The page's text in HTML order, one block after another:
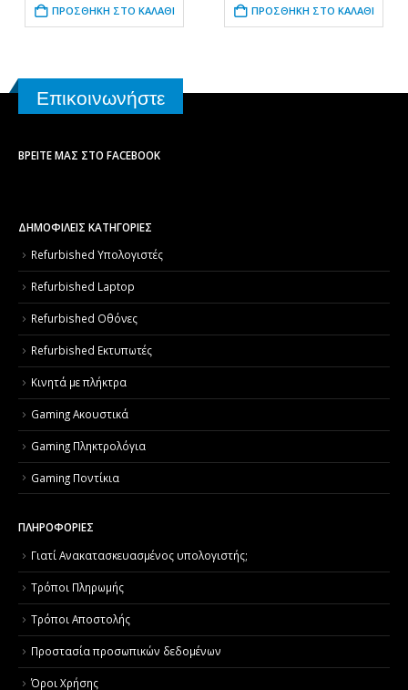
ΠΡΟΣΘΉΚΗ ΣΤΟ ΚΑΛΆΘΙ ΠΡΟΣΘΉΚΗ ΣΤΟ ΚΑΛΆΘΙ
Επικοινωνήστε
ΒΡΕΊΤΕ ΜΑΣ ΣΤΟ FACEBOOK
ΔΗΜΟΦΙΛΕΙΣ ΚΑΤΗΓΟΡΙΕΣ
Refurbished Υπολογιστές
Refurbished Laptop
Refurbished Οθόνες
Refurbished Εκτυπωτές
Κινητά με πλήκτρα
Gaming Ακουστικά
Gaming Πληκτρολόγια
Gaming Ποντίκια
ΠΛΗΡΟΦΟΡΙΕΣ
Γιατί Aνακατασκευασμένος υπολογιστής;
Τρόποι Πληρωμής
Τρόποι Αποστολής
Προστασία προσωπικών δεδομένων
Όροι Χρήσης